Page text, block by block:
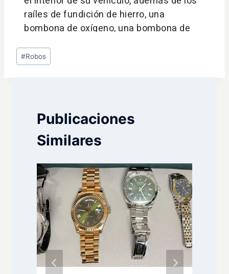
Etiquetas
de
#Robos
Publicaciones
Similares